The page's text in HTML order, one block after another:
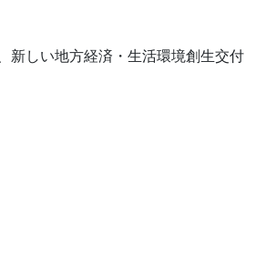
しい地方経済・生活環境創生交付